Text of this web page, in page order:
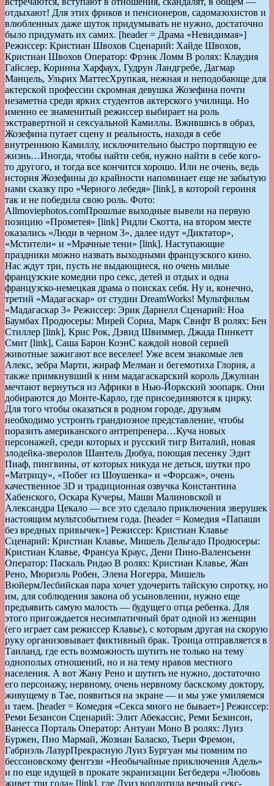
отдыхают! Для этих фриков и пенсионеров, садомазохистов и
влюбленных даже шуток придумывать не нужно, достаточно
было придумать их самих. [header = Драма «Невидимая»]
Режиссер: Кристиан Швохов Сценарий: Хайде Швохов,
Кристиан Швохов Оператор: Фрэнк Ломм В ролях: Клаудия
Гайслер, Коринна Харфаух, Гудрун Ландгребе, Дагмар
Манцель, Ульрих МаттесХрупкая, нежная и неподобающе для
актерской профессии скромная девушка Жозефина почти
незаметна среди ярких студентов актерского училища. Но
именно ее знаменитый режиссер выбирает на роль
экстравертной и сексуальной Камиллы. Вжившись в образ,
Жозефина путает сцену и реальность, находя в себе
внутреннюю Камиллу, исключительно быстро портящую ее
жизнь…Иногда, чтобы найти себя, нужно найти в себе кого-
то другого, и тогда все кончится хорошо. Или не очень, ведь
история Жозефины до крайности напоминает еще не забытую
нами сказку про «Черного лебедя» [link], в которой героиня
так и не победила свою роль. Фото:
Allmoviephotos.comПрошлые выходные вывели на первую
позицию «Прометея» [link] Ридли Скотта, на втором месте
оказались «Люди в черном 3», далее идут «Диктатор»,
«Мстители» и «Мрачные тени» [link]. Наступающие
праздники можно назвать выходными французского кино.
Нас ждут три, пусть не выдающиеся, но очень милые
французские комедии про секс, детей и отдых и одна
французско-немецкая драма о поисках себя. Ну и, конечно,
третий «Мадагаскар» от студии DreamWorks! Мультфильм
«Мадагаскар 3» Режиссер: Эрик Дарнелл Сценарий: Ноа
Баумбах Продюсеры: Мирей Сориа, Марк Свифт В ролях: Бен
Стиллер [link], Крис Рок, Дэвид Швиммер, Джада Пинкетт
Смит [link], Саша Барон КоэнС каждой новой серией
животные зажигают все веселее! Уже всем знакомые лев
Алекс, зебра Марти, жираф Мелман и бегемотиха Глория, а
также примкнувший к ним мадагаскарский король Джулиан
мечтают вернуться из Африки в Нью-Йоркский зоопарк. Они
добираются до Монте-Карло, где присоединяются к цирку.
Для того чтобы оказаться в родном городе, друзьям
необходимо устроить грандиозное представление, чтобы
поразить американского антрепренера…Куча новых
персонажей, среди которых и русский тигр Виталий, новая
злодейка-зверолов Шантель Дюбуа, поющая песенку Эдит
Пиаф, пингвины, от которых никуда не деться, шутки про
«Матрицу», «Побег из Шоушенка» и «Форсаж», очень
качественное 3D и традиционная озвучка Константина
Хабенского, Оскара Кучеры, Маши Малиновской и
Александра Цекало — все это сделало приключения зверушек
настоящим мультсобытием года. [header = Комедия «Папаши
без вредных привычек»] Режиссер: Кристиан Клавье
Сценарий: Кристиан Клавье, Мишель Дельгадо Продюсеры:
Кристиан Клавье, Франсуа Краус, Дени Пино-Валенсьенн
Оператор: Паскаль Ридао В ролях: Кристиан Клавье, Жан
Рено, Мюриэль Робен, Элена Ногерра, Мишель
ВюйермЛесбийская пара хочет удочерить тайскую сиротку, но
им, для соблюдения закона об усыновлении, нужно еще
предъявить самую малость — будущего отца ребенка. Для
этого пригождается несимпатичный брат одной из женщин
(его играет сам режиссер Клавье), с которым другая на скорую
руку организовывает фиктивный брак. Троица отправляется в
Таиланд, где есть возможность шутить не только на тему
однополых отношений, но и на тему нравов местного
населения. А вот Жану Рено и шутить не нужно, достаточно
его персонажу, нервному, очень нервному баскскому доктору,
живущему в Тае, появиться на экране — и мы уже умиляемся
и таем. [header = Комедия «Секса много не бывает»] Режиссер:
Реми Безансон Сценарий: Элит Абекассис, Реми Безансон,
Ванесса Порталь Оператор: Антуан Моно В ролях: Луиз
Буржен, Пио Мармай, Жозиан Баласко, Тьери Фремон,
Габриэль ЛазурПрекрасную Луиз Бургуан мы помним по
бессоновскому фентэзи «Необычайные приключения Адель»
и по еще идущей в прокате экранизации Бегбедера «Любовь
живет три года» [link], где Луиз воплотила вечный секс-